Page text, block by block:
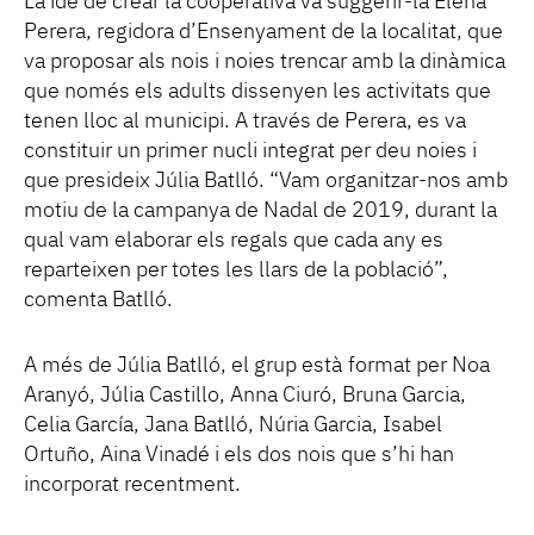
Perera, regidora d’Ensenyament de la localitat, que
va proposar als nois i noies trencar amb la dinàmica
que només els adults dissenyen les activitats que
tenen lloc al municipi. A través de Perera, es va
constituir un primer nucli integrat per deu noies i
que presideix Júlia Batlló. “Vam organitzar-nos amb
motiu de la campanya de Nadal de 2019, durant la
qual vam elaborar els regals que cada any es
reparteixen per totes les llars de la població”,
comenta Batlló.
A més de Júlia Batlló, el grup està format per Noa
Aranyó, Júlia Castillo, Anna Ciuró, Bruna Garcia,
Celia García, Jana Batlló, Núria Garcia, Isabel
Ortuño, Aina Vinadé i els dos nois que s’hi han
incorporat recentment.